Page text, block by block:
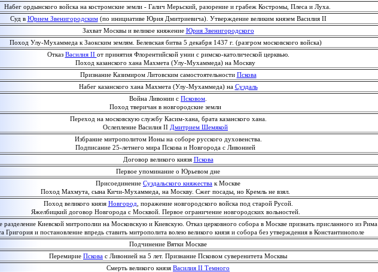
Набег ордынского войска на костромские земли - Галич Мерьский, разорение и грабеж Костромы, Плеса и Луха.
Суд в Юрием Звенигородским(по инициативе Юрия Дмитриевича). Утверждение великим князем Василия II
Захват Москвы и великое княжение Юрия Звенигородского
Поход Улу-Мухаммеда к Заокским землям. Белевская битва 5 декабря 1437 г. (разгром московского войска)
Отказ Василия II от принятия Флорентийской унии с римско-католической церквью.
Поход казанского хана Махмета (Улу-Мухаммеда) на Москву
Признание Казимиром Литовским самостоятельности Пскова
Набег казанского хана Махмета (Улу-Мухаммеда) на Суздаль
Война Ливонии с Псковом
Поход тверичан в новгородские земли
Переход на московскую службу Касим-хана, брата казанского хана.
Ослепление Василия II Дмитрием Шемякой
Избрание митрополитом Ионы на соборе русского духовенства.
Подписание 25-летнего мира Пскова и Новгорода с Ливонией
Договор великого князя Пскова
Первое упоминание о Юрьевом дне
Присоединение Суздальского княжества к Москве
Поход Махмута, сына Кичи-Мухаммеда, на Москву. Сжег посады, но Кремль не взял.
Поход великого князя Новгород , поражение новгородского войска под старой Русой.
Яжелбицкий договор Новгорода с Москвой. Первое ограничение новгородских вольностей.
разделение Киевской митрополии на Московскую и Киевскую. Отказ церковного собора в Москве признать присланного из Рима
Григория и постановление впредь ставить митрополита волею великого князя и собора без утверждения в Константинополе
Подчинение Вятки Москве
Перемирие Пскова с Ливонией на 5 лет. Признание Псковом суверенитета Москвы
Смерть великого князя Василия II Темного